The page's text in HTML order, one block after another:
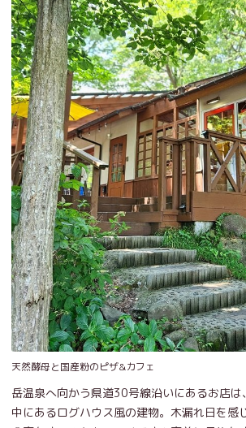
天然酵母と国産粉のピザ&カフェ
岳温泉へ向かう県道30号線沿いにあるお店は
中にあるログハウス風の建物。木漏れ日を感